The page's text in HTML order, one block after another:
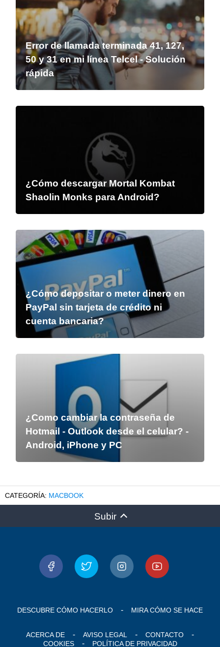
Error de llamada terminada 41, 127,
50 y 31 en mi línea Telcel - Solución
rápida
¿Cómo descargar Mortal Kombat
Shaolin Monks para Android?
¿Cómo depositar o meter dinero en
PayPal sin tarjeta de crédito ni
cuenta bancaria?
¿Como cambiar la contraseña de
Hotmail - Outlook desde el celular? -
Android, iPhone y PC
MACBOOK
Subir
DESCUBRE CÓMO HACERLO MIRA CÓMO SE HACE
ACERCA DE AVISO LEGAL
CONTACTO
COOKIES
POLÍTICA DE PRIVACIDAD